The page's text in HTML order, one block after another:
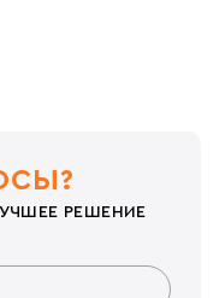
РЕШЕНИЕ